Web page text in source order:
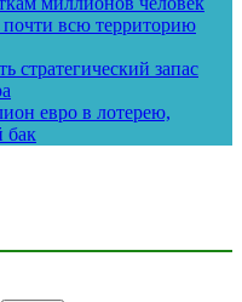
почти всю территорию
стратегический запас
евро в лотерею,
бак